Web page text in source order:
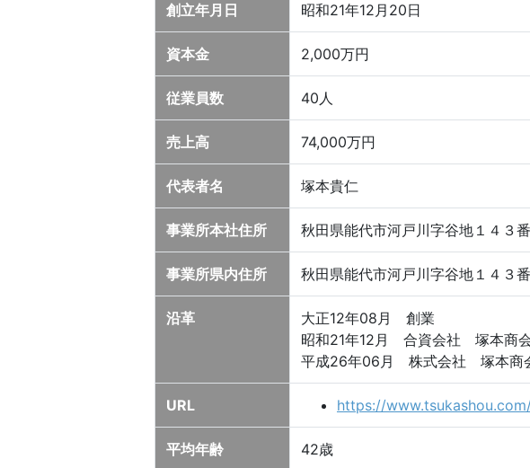
創立年月日 昭和21年12月20日
資本金 2,000万円
従業員数 40人
売上高 74,000万円
代表者名 塚本貴仁
事業所本社住所 秋田県能代市河戸川字谷地１４３
事業所県内住所 秋田県能代市河戸川字谷地１４３
沿革
大正12年08月 創業
昭和21年12月 合資会社 塚本商
平成26年06月 株式会社 塚本商
URL https://
平均年齢 42歳